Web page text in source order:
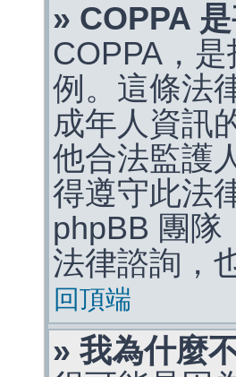
» COPPA
COPPA，
例。這條法
成年人資訊
他合法監護
得遵守此法
phpBB 團隊
法律諮詢，
回頂端
» 我為什麼